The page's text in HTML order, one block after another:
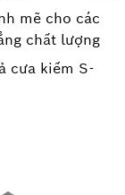
mẽ cho các
chất lượng
cưa kiếm S-